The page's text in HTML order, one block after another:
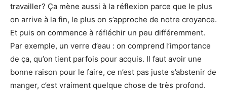
travailler? Ça mène aussi à la réflexion parce que le plus
on arrive à la fin, le plus on s’approche de notre croyance.
Et puis on commence à réfléchir un peu différemment.
Par exemple, un verre d’eau : on comprend l’importance
de ça, qu’on tient parfois pour acquis. Il faut avoir une
bonne raison pour le faire, ce n’est pas juste s’abstenir de
manger, c’est vraiment quelque chose de très profond.